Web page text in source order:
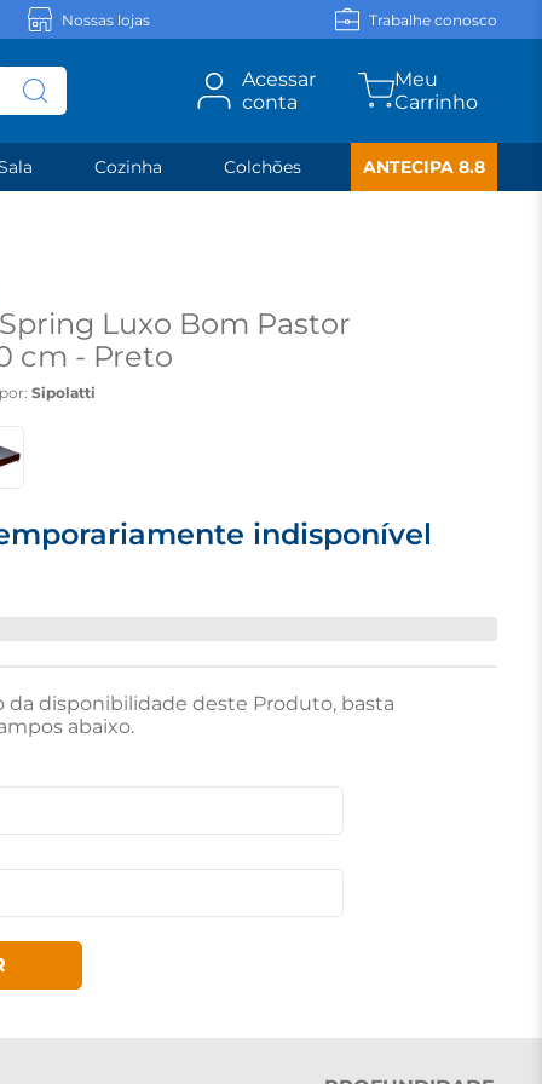
Nossas lojas Trabalhe conosco
Acessar
conta
Cozinha Colchões ANTECIPA 8.8
Luxo Bom Pastor
cm - Preto
Sipolatti
indisponível
da disponibilidade deste Produto, basta
abaixo.